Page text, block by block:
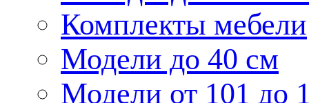
Комплекты мебели
Модели до 40 см
Модели от 101 до